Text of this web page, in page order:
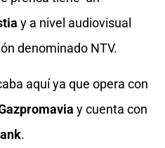
y a nivel audiovisual
denominado NTV.
aquí ya que opera con
y cuenta con
.